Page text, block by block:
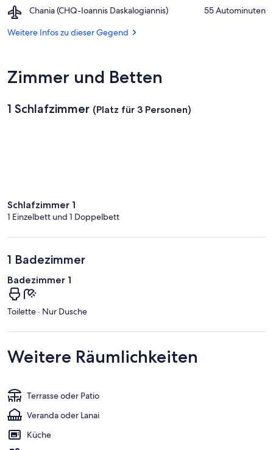
Marina
von
Chania (CHQ-Ioannis Daskalogiannis)
Airport,
(CHQ-
‪55 Autominuten‬
Weitere Infos zu dieser Gegend
Zimmer und Betten
1 Schlafzimmer (Platz für 3 Personen)
Schlafzimmer 1
1 Einzelbett und 1 Doppelbett
1 Badezimmer
Badezimmer 1
Toilette · Nur Dusche
Weitere Räumlichkeiten
Terrasse oder Patio
Veranda oder Lanai
Küche